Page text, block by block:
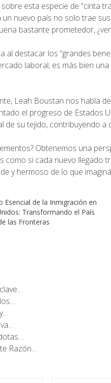
esta especie de “cinta
nuevo país no solo trae
bastante prometedor,
destacar los “grandes
laboral; es más bien
Leah Boustan nos habla
el progreso de Estados
su tejido, contribuyendo
Obtenemos una
como si cada nuevo llegado
y hermoso de lo que
Esencial de la Inmigración en
Transformando el País
las Fronteras
Razón…